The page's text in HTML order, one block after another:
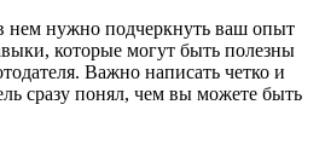
нем нужно подчеркнуть ваш опыт
которые могут быть полезны
Важно написать четко и
сразу понял, чем вы можете быть